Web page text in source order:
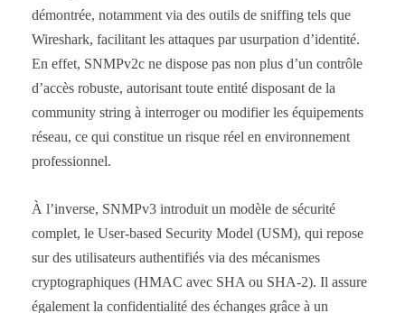
démontrée, notamment via des outils de sniffing tels que
Wireshark, facilitant les attaques par usurpation d’identité.
En effet, SNMPv2c ne dispose pas non plus d’un contrôle
d’accès robuste, autorisant toute entité disposant de la
community string à interroger ou modifier les équipements
réseau, ce qui constitue un risque réel en environnement
professionnel.
À l’inverse, SNMPv3 introduit un modèle de sécurité
complet, le User-based Security Model (USM), qui repose
sur des utilisateurs authentifiés via des mécanismes
cryptographiques (HMAC avec SHA ou SHA-2). Il assure
également la confidentialité des échanges grâce à un